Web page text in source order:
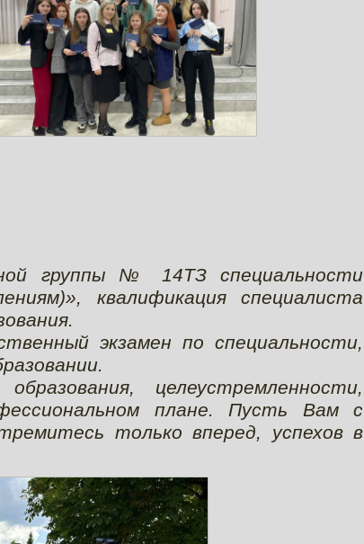
группы № 14ТЗ специальности
квалификация специалиста
экзамен по специальности,
целеустремленности,
плане. Пусть Вам с
только вперед, успехов в